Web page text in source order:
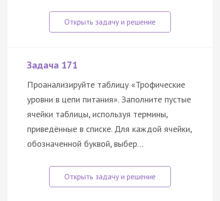
Задача 171
Проанализируйте таблицу «Трофические
уровни в цепи питания». Заполните пустые
ячейки таблицы, используя термины,
приведённые в списке. Для каждой ячейки,
обозначенной буквой, выбер…